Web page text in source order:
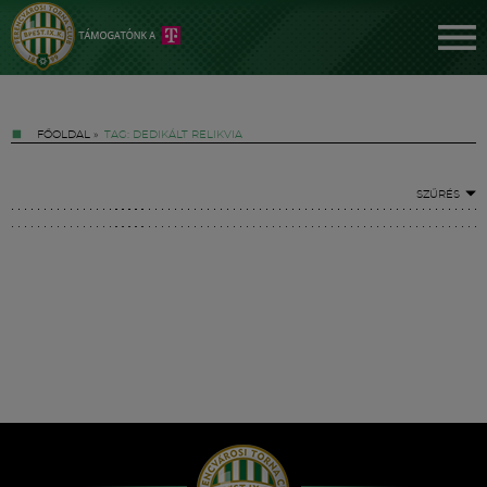
FŐOLDAL » TAG: DEDIKÁLT RELIKVIA
SZŰRÉS
Hírek